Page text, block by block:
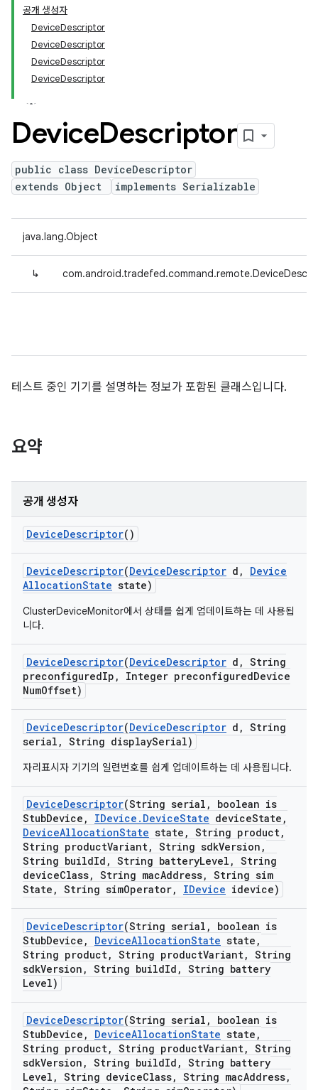
공개 생성자
DeviceDescriptor
DeviceDescriptor
DeviceDescriptor
DeviceDescriptor
DeviceDescriptor
public class DeviceDescriptor
extends Object
implements Serializable
java.lang.Object
↳
테스트 중인 기기를 설명하는 정보가 포함된 클래스입니다.
요약
공개 생성자
DeviceDescriptor()
DeviceDescriptor(DeviceDescriptor d ,
Device
AllocationState state)
ClusterDeviceMonitor에서 상태를 쉽게 업데이트하는 데 사용됩
니다.
DeviceDescriptor(DeviceDescriptor d , String
preconfiguredIp , Integer preconfiguredDevice
NumOffset)
DeviceDescriptor(DeviceDescriptor d , String
serial , String displaySerial)
자리표시자 기기의 일련번호를 쉽게 업데이트하는 데 사용됩니다.
DeviceDescriptor(String serial ,
boolean is
StubDevice , IDevice . DeviceState deviceState ,
DeviceAllocationState state , String product,
String productVariant, String sdkVersion ,
String buildId , String batteryLevel , String
deviceClass, String macAddress, String sim
State , String simOperator, IDevice idevice)
DeviceDescriptor(String serial ,
boolean is
StubDevice , DeviceAllocationState state ,
String product, String productVariant, String
sdkVersion , String buildId , String battery
Level)
DeviceDescriptor(String serial ,
boolean is
StubDevice , DeviceAllocationState state ,
String product, String productVariant, String
sdkVersion , String buildId , String battery
Level , String deviceClass, String macAddress,